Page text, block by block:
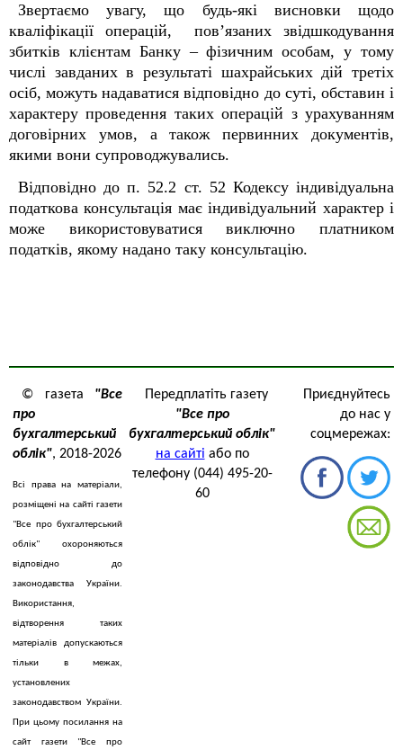
Звертаємо увагу, що будь-які висновки щодо
кваліфікації операцій, пов’язаних звідшкодування
збитків клієнтам Банку – фізичним особам, у тому
числі завданих в результаті шахрайських дій третіх
осіб, можуть надаватися відповідно до суті, обставин і
характеру проведення таких операцій з урахуванням
договірних умов, а також первинних документів,
якими вони супроводжувались.
Відповідно до п. 52.2 ст. 52 Кодексу індивідуальна
податкова консультація має індивідуальний характер і
може використовуватися виключно платником
податків, якому надано таку консультацію.
© газета "Все
про
бухгалтерський
облік", 2018-2026
Всі права на матеріали,
розміщені на сайті газети
"Все про бухгалтерський
облік" охороняються
відповідно до
законодавства України.
Використання,
відтворення таких
матеріалів допускаються
тільки в межах,
установлених
законодавством України.
При цьому посилання на
сайт газети "Все про
Передплатіть газету
"Все про
бухгалтерський облік"
на сайті або по
телефону (044) 495-20-
60
Приєднуйтесь
до нас у
соцмережах: